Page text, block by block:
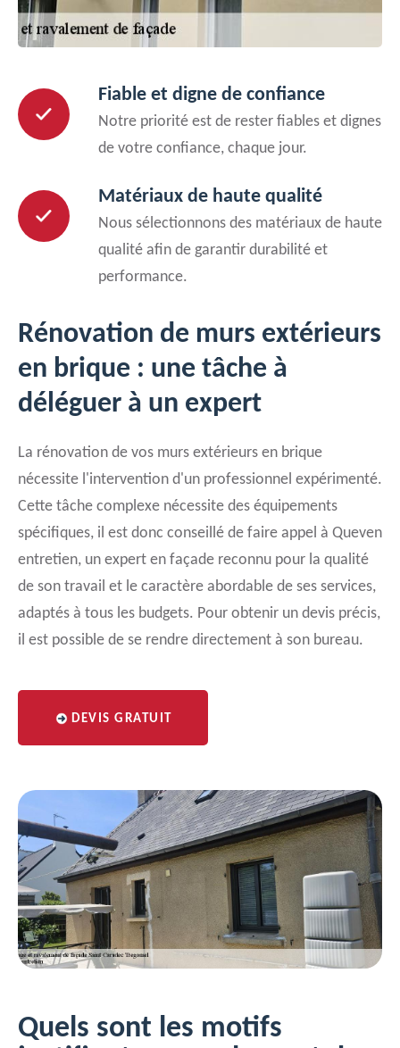
Fiable et digne de confiance
Notre priorité est de rester fiables et dignes
de votre confiance, chaque jour.
Matériaux de haute qualité
Nous sélectionnons des matériaux de haute
qualité afin de garantir durabilité et
performance.
Rénovation de murs extérieurs
en brique : une tâche à
déléguer à un expert
La rénovation de vos murs extérieurs en brique
nécessite l'intervention d'un professionnel expérimenté.
Cette tâche complexe nécessite des équipements
spécifiques, il est donc conseillé de faire appel à Queven
entretien, un expert en façade reconnu pour la qualité
de son travail et le caractère abordable de ses services,
adaptés à tous les budgets. Pour obtenir un devis précis,
il est possible de se rendre directement à son bureau.
DEVIS GRATUIT
Quels sont les motifs